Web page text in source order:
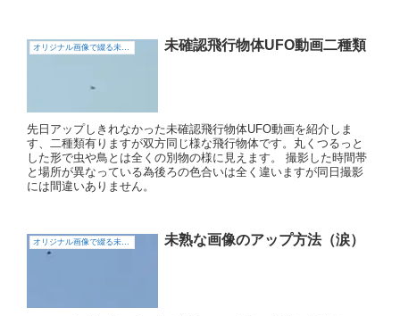
オリジナル画像で綴る未確認飛行物体（UFO) 未確認飛行物体UFO動画二種類
先日アップしきれなかった未確認飛行物体UFO動画を紹介しま
す、二種類有りますが双方同じ様な飛行物体です。丸くつるっと
した形で虫や鳥とは全くの別物の様に見えます。 撮影した時間帯
と場所が異なっている為後ろの色合いは全く違いますが同日撮影
には間違いありません。
オリジナル画像で綴る未確認飛行物体（UFO) 未熟な画像のアップ方法（涙）